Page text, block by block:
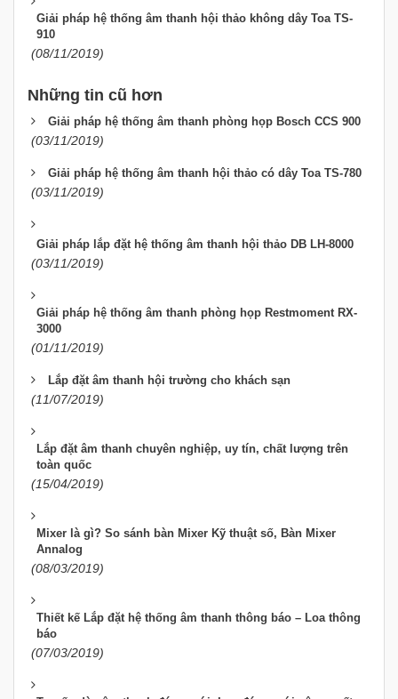
Giải pháp hệ thống âm thanh hội thảo không dây Toa TS-
910
(08/11/2019)
Những tin cũ hơn
Giải pháp hệ thống âm thanh phòng họp Bosch CCS 900
(03/11/2019)
Giải pháp hệ thống âm thanh hội thảo có dây Toa TS-780
(03/11/2019)
Giải pháp lắp đặt hệ thống âm thanh hội thảo DB LH-8000
(03/11/2019)
Giải pháp hệ thống âm thanh phòng họp Restmoment RX-
3000
(01/11/2019)
Lắp đặt âm thanh hội trường cho khách sạn
(11/07/2019)
Lắp đặt âm thanh chuyên nghiệp, uy tín, chất lượng trên
toàn quốc
(15/04/2019)
Mixer là gì? So sánh bàn Mixer Kỹ thuật số, Bàn Mixer
Annalog
(08/03/2019)
Thiết kế Lắp đặt hệ thống âm thanh thông báo – Loa thông
báo
(07/03/2019)